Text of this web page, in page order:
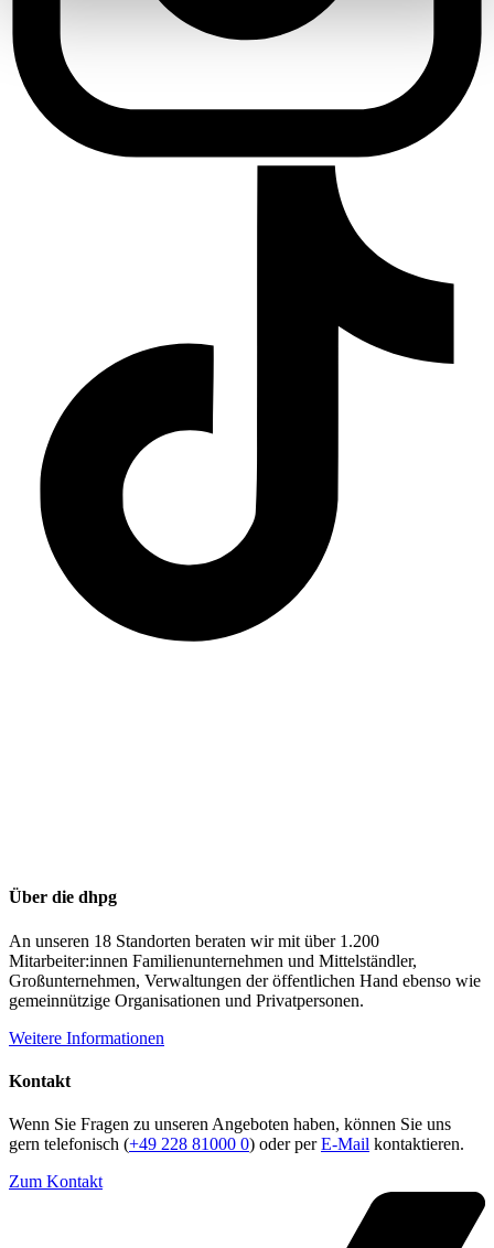
Über die dhpg
An unseren 18 Standorten beraten wir mit über 1.200
Mitarbeiter:innen Familienunternehmen und Mittelständler,
Großunternehmen, Verwaltungen der öffentlichen Hand ebenso wie
gemeinnützige Organisationen und Privatpersonen.
Weitere Informationen
Kontakt
Wenn Sie Fragen zu unseren Angeboten haben, können Sie uns
gern telefonisch (+49 228 81000 0) oder perE-Mail kontaktieren.
Zum Kontakt